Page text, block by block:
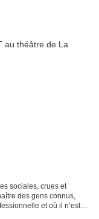
sociales, crues et
des gens connus,
et où il n’est